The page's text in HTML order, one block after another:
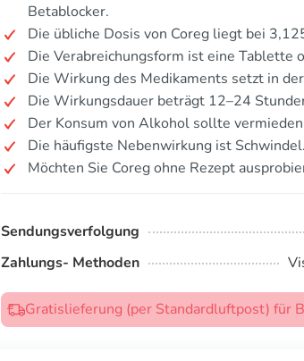
Betablocker.
Die übliche Dosis von Coreg liegt bei
Die Verabreichungsform ist eine Tablette
Die Wirkung des Medikaments setzt in
Die Wirkungsdauer beträgt 12–24
Der Konsum von Alkohol sollte
Die häufigste Nebenwirkung ist Schwindel.
Möchten Sie Coreg ohne Rezept
Sendungsverfolgung
Zahlungs- Methoden
Gratislieferung (per Standardluftpost) für